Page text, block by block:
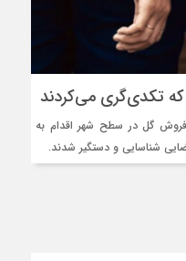
که تکدی‌گری می‌کردند
گل در سطح شهر اقدام به
شناسایی و دستگیر شدند.